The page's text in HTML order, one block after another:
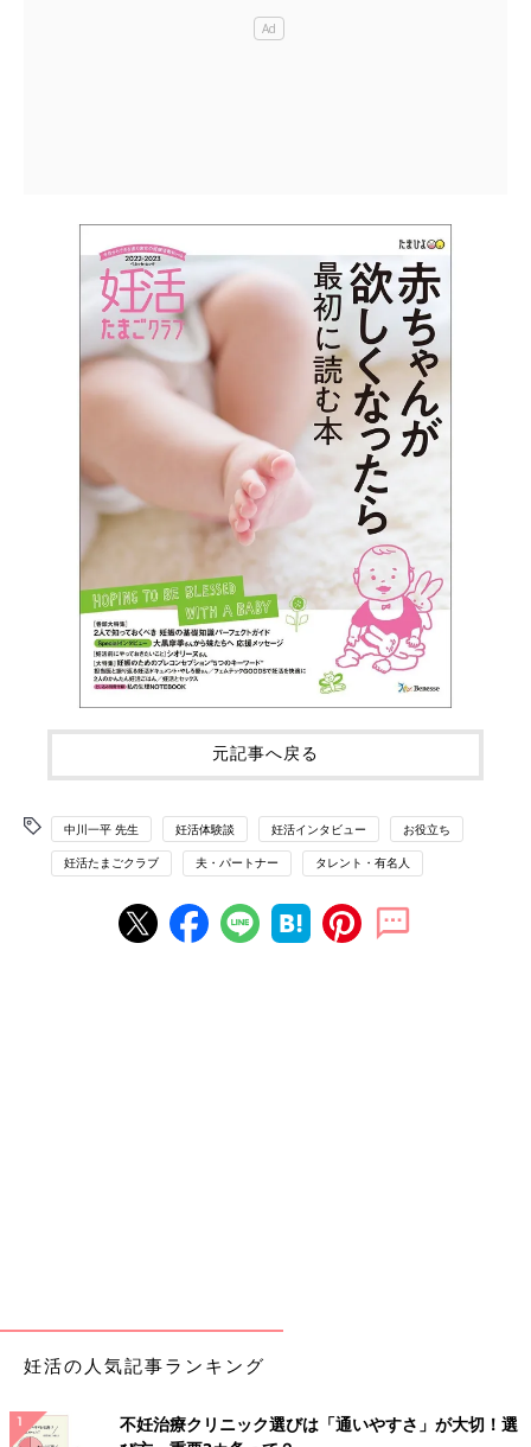
元記事へ戻る
中川一平 先生 妊活体験談 妊活インタビュー お役立ち
妊活たまごクラブ 夫・パートナー タレント・有名人
妊活の人気記事ランキング
不妊治療クリニック選びは「通いやすさ」が大切！選